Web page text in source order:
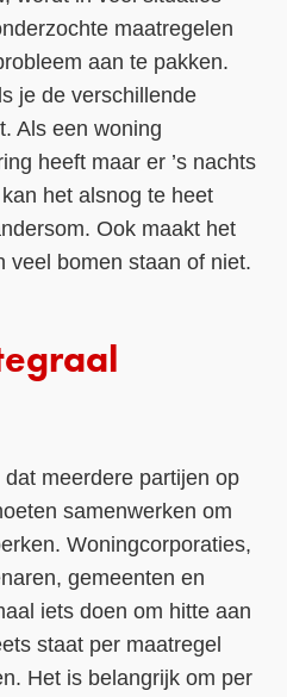
maatregelen
aan te pakken.
je de verschillende
Als een woning
heeft maar er ’s nachts
het alsnog te heet
Ook maakt het
veel bomen staan of niet.
meerdere partijen op
samenwerken om
Woningcorporaties,
gemeenten en
iets doen om hitte aan
staat per maatregel
Het is belangrijk om per